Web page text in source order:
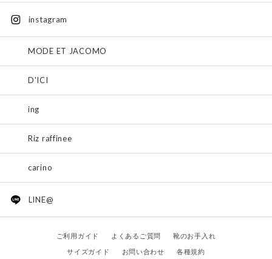
instagram
MODE ET JACOMO
D'ICI
ing
Riz raffinee
carino
LINE@
ご利用ガイド よくあるご質問
靴のお手入れ
サイズガイド
お問い合わせ 各種規約